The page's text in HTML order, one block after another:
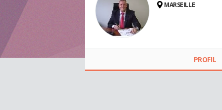
MARSEILLE
PROFIL